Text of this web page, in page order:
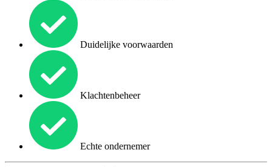
Duidelijke voorwaarden
Klachtenbeheer
Echte ondernemer